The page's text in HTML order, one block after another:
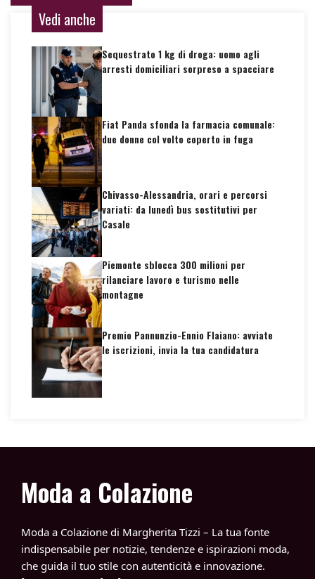
Vedi anche
Sequestrato 1 kg di droga: uomo agli
arresti domiciliari sorpreso a spacciare
Fiat Panda sfonda la farmacia comunale:
due donne col volto coperto in fuga
Chivasso-Alessandria, orari e percorsi
variati: da lunedì bus sostitutivi per
Casale
Piemonte sblocca 300 milioni per
rilanciare lavoro e turismo nelle
montagne
Premio Pannunzio-Ennio Flaiano: avviate
le iscrizioni, invia la tua candidatura
Moda a Colazione
Moda a Colazione di Margherita Tizzi – La tua fonte
indispensabile per notizie, tendenze e ispirazioni moda,
che guida il tuo stile con autenticità e innovazione.